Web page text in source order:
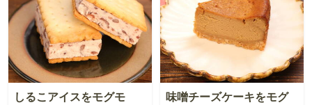
しるこアイスをモグモ
味噌チーズケーキをモグ